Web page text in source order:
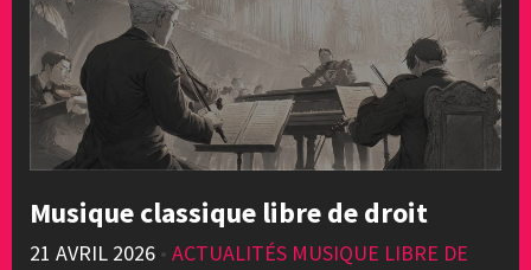
Musique classique libre de droit
21 AVRIL 2026 • ACTUALITÉS MUSIQUE LIBRE DE